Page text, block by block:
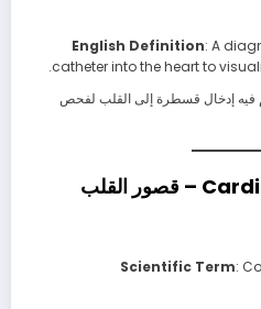
English Definition: A
catheter into the heart to
فيه إدخال قسطرة إلى القلب لفحص
15. Cardiac Failure (CHF) – قصور القلب
Scientific Term: